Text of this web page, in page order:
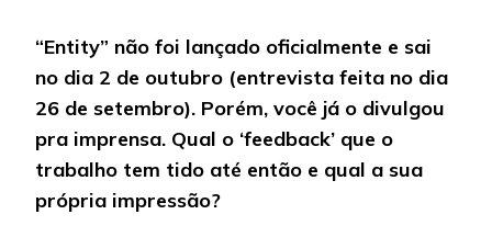
“Entity” não foi lançado oficialmente e sai
no dia 2 de outubro (entrevista feita no dia
26 de setembro). Porém, você já o divulgou
pra imprensa. Qual o ‘feedback’ que o
trabalho tem tido até então e qual a sua
própria impressão?